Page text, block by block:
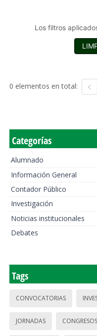
Los filtros
0 elementos en total:
Categorías
Alumnado
Información General
Contador Público
Investigación
Noticias institucionales
Debates
Tags
CONVOCATORIAS
JORNADAS CONGRESOS